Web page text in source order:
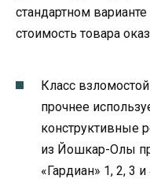
стандартном
стоимость товара
Класс
прочнее
конструктивные
из Йошкар-Олы
«Гардиан» 1, 2, 3